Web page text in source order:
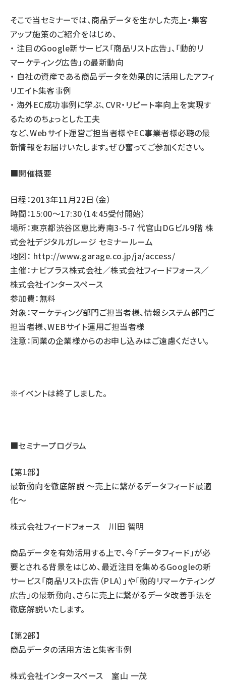
そこで当セミナーでは、商品データを生かした売上・集客
アップ施策のご紹介をはじめ、
・ 注目のGoogle新サービス「商品リスト広告」、「動的リ
マーケティング広告」の最新動向
・ 自社の資産である商品データを効果的に活用したアフィ
リエイト集客事例
・ 海外EC成功事例に学ぶ、CVR・リピート率向上を実現す
るためのちょっとした工夫
など、Webサイト運営ご担当者様やEC事業者様必聴の最
新情報をお届けいたします。ぜひ奮ってご参加ください。
■開催概要
日程：2013年11月22日（金）
時間：15:00〜17:30（14:45受付開始）
場所：東京都渋谷区恵比寿南3-5-7 代官山DGビル9階 株
式会社デジタルガレージ セミナールーム
地図： http://www.garage.co.jp/ja/access/
主催：ナビプラス株式会社／株式会社フィードフォース／
株式会社インタースペース
参加費：無料
対象：マーケティング部門ご担当者様、情報システム部門ご
担当者様、WEBサイト運用ご担当者様
注意：同業の企業様からのお申し込みはご遠慮ください。
※イベントは終了しました。
■セミナープログラム
【第1部】
最新動向を徹底解説 ～売上に繋がるデータフィード最適
化～
株式会社フィードフォース 川田 智明
商品データを有効活用する上で、今「データフィード」が必
要とされる背景をはじめ、最近注目を集めるGoogleの新
サービス「商品リスト広告（PLA）」や「動的リマーケティング
広告」の最新動向、さらに売上に繋がるデータ改善手法を
徹底解説いたします。
【第2部】
商品データの活用方法と集客事例
株式会社インタースペース 室山 一茂